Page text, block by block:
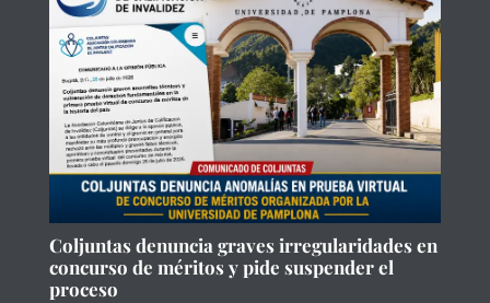
Coljuntas denuncia graves irregularidades en
concurso de méritos y pide suspender el
proceso